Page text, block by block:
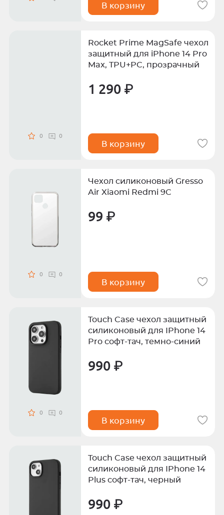
В корзину
0 0
Rocket Prime MagSafe чехол
защитный для iPhone 14 Pro
Max, TPU+PC, прозрачный
1 290 ₽
В корзину
0 0
Чехол силиконовый Gresso
Air Xiaomi Redmi 9C
99 ₽
В корзину
0 0
Touch Case чехол защитный
силиконовый для IPhone 14
Pro софт-тач, темно-синий
990 ₽
В корзину
Touch Case чехол защитный
силиконовый для IPhone 14
Plus софт-тач, черный
990 ₽